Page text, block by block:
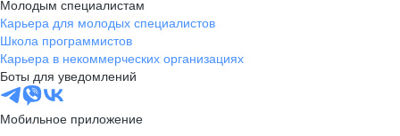
Молодым специалистам
Карьера для молодых специалистов
Школа программистов
Карьера в некоммерческих организациях
Боты для уведомлений
Мобильное приложение